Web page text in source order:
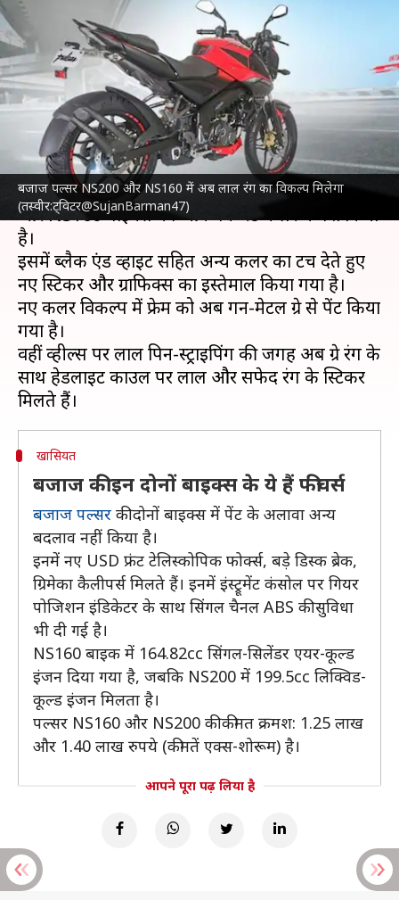
बजाज पल्सर NS200 और NS160 में अब लाल रंग का विकल्प मिलेगा
(तस्वीर:ट्विटर@SujanBarman47)
बजाज पल्सर NS200 और NS160
का लुक हुआ और शानदार, मिला रेड
कलर का विकल्प
लेखन दिनेश चंद शर्मा May 23, 2023 02:08 pm
क्या है खबर?
दोपहिया वाहन निर्माताबजाजने अपनी पल्सर NS200
और NS160 बाइक्स को आकर्षक रेड कलर में पेश किया
है।
इसमें ब्लैक एंड व्हाइट सहित अन्य कलर का टच देते हुए
नए स्टिकर और ग्राफिक्स का इस्तेमाल किया गया है।
नए कलर विकल्प में फ्रेम को अब गन-मेटल ग्रे से पेंट किया
गया है।
वहीं व्हील्स पर लाल पिन-स्ट्राइपिंग की जगह अब ग्रे रंग के
साथ हेडलाइट काउल पर लाल और सफेद रंग के स्टिकर
खासियत
बजाज की इन दोनों बाइक्स के ये हैं फीचर्स
बजाज पल्सर की दोनों बाइक्स में पेंट के अलावा अन्य
बदलाव नहीं किया है।
इनमें नए USD फ्रंट टेलिस्कोपिक फोर्क्स, बड़े डिस्क ब्रेक,
ग्रिमेका कैलीपर्स मिलते हैं। इनमें इंस्ट्रूमेंट कंसोल पर गियर
पोजिशन इंडिकेटर के साथ सिंगल चैनल ABS की सुविधा
भी दी गई है।
NS160 बाइक में 164.82cc सिंगल-सिलेंडर एयर-कूल्ड
इंजन दिया गया है, जबकि NS200 में 199.5cc लिक्विड-
कूल्ड इंजन मिलता है।
पल्सर NS160 और NS200 की कीमत क्रमश: 1.25 लाख
और 1.40 लाख रुपये (कीमतें एक्स-शोरूम) है।
आपने पूरा पढ़ लिया है